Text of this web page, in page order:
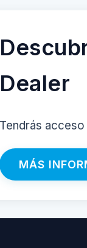
Dealer
Tendrás
MÁS